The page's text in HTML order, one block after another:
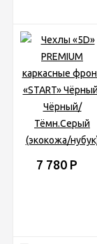
7 780 Р